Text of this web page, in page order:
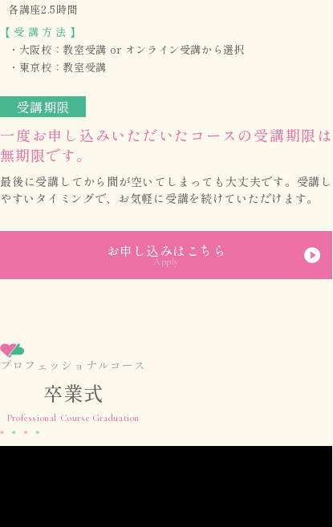
各講座2.5時間
【 受 講 方 法 】
・大阪校：教室受講 or オンライン受講から選択
・東京校：教室受講
受講期限
一度お申し込みいただいたコースの受講期限は
無期限です。
最後に受講してから間が空いてしまっても大丈夫です。受講し
やすいタイミングで、お気軽に受講を続けていただけます。
お申し込みはこちら
Apply
プロフェッショナルコース
卒業式
Professional Course Graduation